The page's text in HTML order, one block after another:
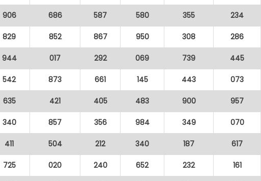
906 686 587 580 355 234
829 852 867 950 308 286
944 017 292 069 739 445
542 873 661 145 443 073
635 421 405 483 900 957
340 857 356 984 349 070
411 504 212 340 187 617
725 020 240 652 232 161